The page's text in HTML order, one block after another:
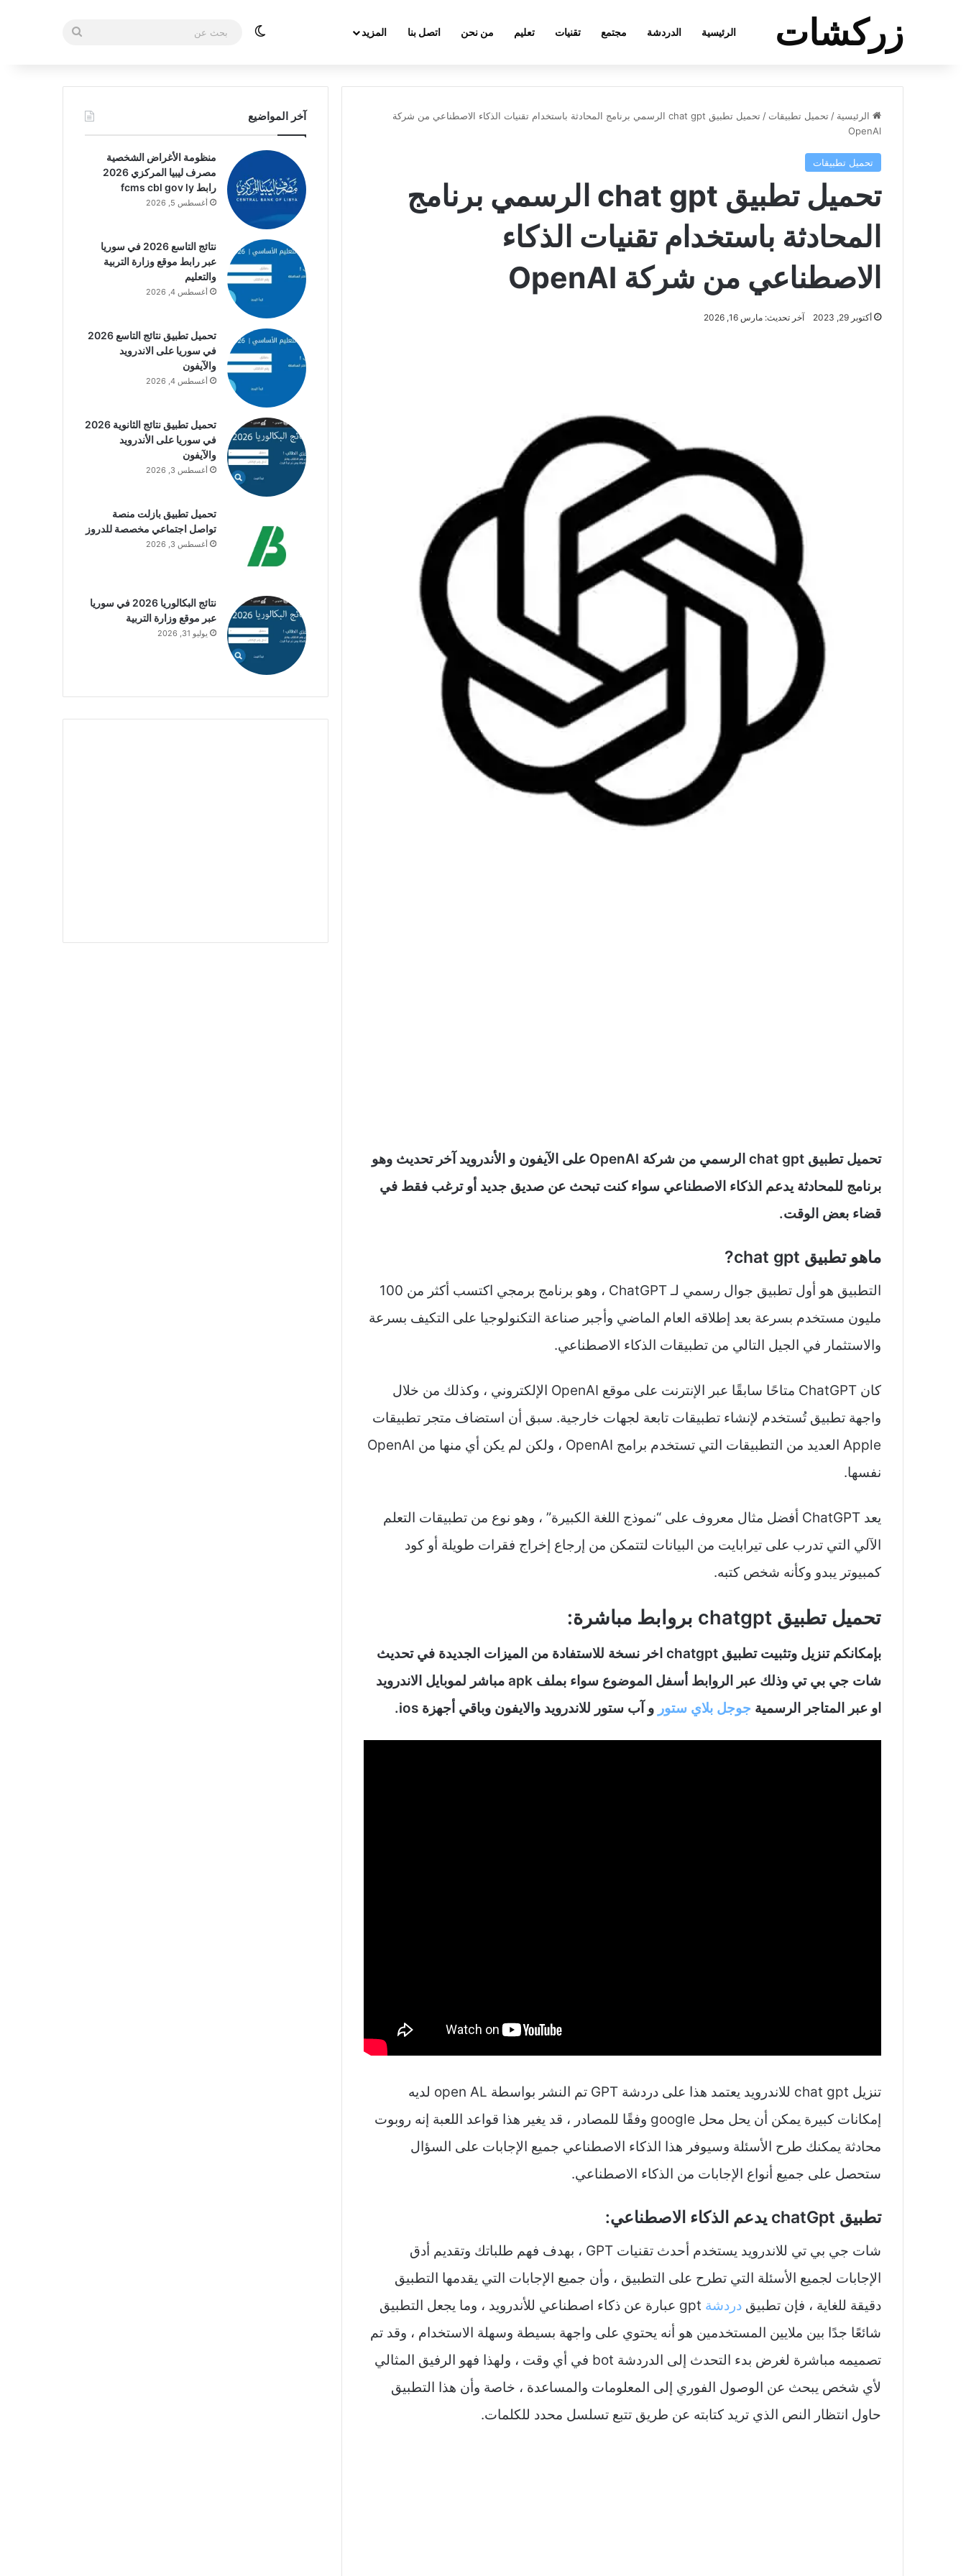
زركشات الرئيسية الدردشة مجتمع تقنيات تعليم من نحن اتصل بنا المزيد الوضع المظلم
بحث
الرئيسية / تحميل تطبيقات /
تحميل تطبيق chat gpt الرسمي برنامج المحادثة باستخدام تقنيات الذكاء الاصطناعي من شركة
OpenAl
تحميل تطبيقات
تحميل تطبيق chat gpt الرسمي برنامج
المحادثة باستخدام تقنيات الذكاء
الاصطناعي من شركة OpenAl
أكتوبر 29, 2023 آخر تحديث: مارس 16, 2026
تحميل تطبيق chat gpt الرسمي من شركة OpenAl على الآيفون و الأندرويد آخر تحديث وهو
برنامج للمحادثة يدعم الذكاء الاصطناعي سواء كنت تبحث عن صديق جديد أو ترغب فقط في
قضاء بعض الوقت.
ماهو تطبيق chat gpt?
التطبيق هو أول تطبيق جوال رسمي لـ ChatGPT ، وهو برنامج برمجي اكتسب أكثر من 100
مليون مستخدم بسرعة بعد إطلاقه العام الماضي وأجبر صناعة التكنولوجيا على التكيف بسرعة
والاستثمار في الجيل التالي من تطبيقات الذكاء الاصطناعي.
كان ChatGPT متاحًا سابقًا عبر الإنترنت على موقع OpenAI الإلكتروني ، وكذلك من خلال
واجهة تطبيق تُستخدم لإنشاء تطبيقات تابعة لجهات خارجية. سبق أن استضاف متجر تطبيقات
Apple العديد من التطبيقات التي تستخدم برامج OpenAI ، ولكن لم يكن أي منها من OpenAI
نفسها.
يعد ChatGPT أفضل مثال معروف على “نموذج اللغة الكبيرة” ، وهو نوع من تطبيقات التعلم
الآلي التي تدرب على تيرابايت من البيانات لتتمكن من إرجاع إخراج فقرات طويلة أو كود
كمبيوتر يبدو وكأنه شخص كتبه.
تحميل تطبيق chatgpt بروابط مباشرة:
بإمكانكم تنزيل وتثبيت تطبيق chatgpt اخر نسخة للاستفادة من الميزات الجديدة في تحديث
شات جي بي تي وذلك عبر الروابط أسفل الموضوع سواء بملف apk مباشر لموبايل الاندرويد
او عبر المتاجر الرسمية جوجل بلاي ستور و آب ستور للاندرويد والايفون وباقي أجهزة ios.
تنزيل chat gpt للاندرويد يعتمد هذا على دردشة GPT تم النشر بواسطة open AL لديه
إمكانات كبيرة يمكن أن يحل محل google وفقًا للمصادر ، قد يغير هذا قواعد اللعبة إنه روبوت
محادثة يمكنك طرح الأسئلة وسيوفر هذا الذكاء الاصطناعي جميع الإجابات على السؤال
ستحصل على جميع أنواع الإجابات من الذكاء الاصطناعي.
تطبيق chatGpt يدعم الذكاء الاصطناعي:
شات جي بي تي للاندرويد يستخدم أحدث تقنيات GPT ، بهدف فهم طلباتك وتقديم أدق
الإجابات لجميع الأسئلة التي تطرح على التطبيق ، وأن جميع الإجابات التي يقدمها التطبيق
دقيقة للغاية ، فإن تطبيق دردشة
gpt عبارة عن ذكاء اصطناعي للأندرويد ، وما يجعل التطبيق
شائعًا جدًا بين ملايين المستخدمين هو أنه يحتوي على واجهة بسيطة وسهلة الاستخدام ، وقد تم
تصميمه مباشرة لغرض بدء التحدث إلى الدردشة bot في أي وقت ، ولهذا فهو الرفيق المثالي
لأي شخص يبحث عن الوصول الفوري إلى المعلومات والمساعدة ، خاصة وأن هذا التطبيق
حاول انتظار النص الذي تريد كتابته عن طريق تتبع تسلسل محدد للكلمات.
آخر المواضيع
منظومة الأغراض الشخصية
مصرف ليبيا المركزي 2026
رابط fcms cbl gov ly
أغسطس 5, 2026
نتائج التاسع 2026 في سوريا
عبر رابط موقع وزارة التربية
والتعليم
أغسطس 4, 2026
تحميل تطبيق نتائج التاسع 2026
في سوريا على الاندرويد
والآيفون
أغسطس 4, 2026
تحميل تطبيق نتائج الثانوية 2026
في سوريا على الأندرويد
والآيفون
أغسطس 3, 2026
تحميل تطبيق بازلت منصة
تواصل اجتماعي مخصصة للدروز
أغسطس 3, 2026
نتائج البكالوريا 2026 في سوريا
عبر موقع وزارة التربية
يوليو 31, 2026